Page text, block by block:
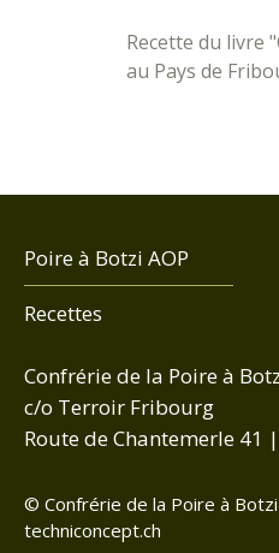
Recette du livre
au Pays de
Poire à Botzi AOP
Recettes
Confrérie de la Poire à
c/o Terroir Fribourg
Route de Chantemerle 41
© Confrérie de la Poire à Botzi
techniconcept.ch